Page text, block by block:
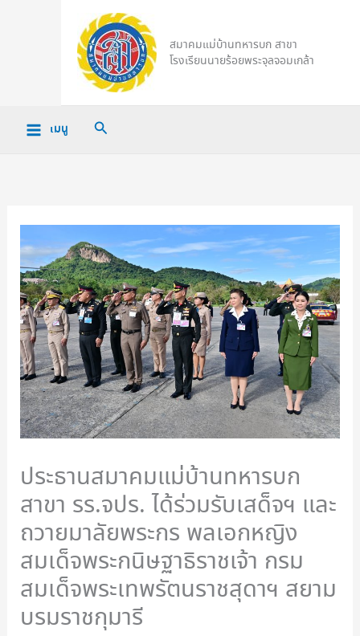
สมาคมแม่บ้านทหารบก สาขา
โรงเรียนนายร้อยพระจุลจอมเกล้า
เมนู Search
ประธานสมาคมแม่บ้านทหารบก
สาขา รร.จปร. ได้ร่วมรับเสด็จฯ และ
ถวายมาลัยพระกร พลเอกหญิง
สมเด็จพระกนิษฐาธิราชเจ้า กรม
สมเด็จพระเทพรัตนราชสุดาฯ สยาม
บรมราชกุมารี